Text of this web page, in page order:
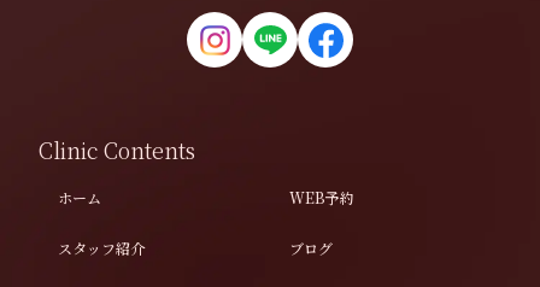
Clinic Contents
ホーム
スタッフ紹介
WEB予約
ブログ